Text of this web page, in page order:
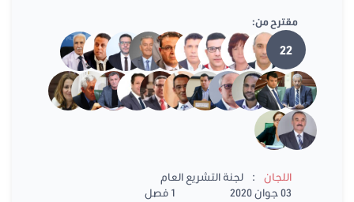
مقترح من:
22
اللجان :
لجنة التشريع العام
03 جوان 2020
1 فصل